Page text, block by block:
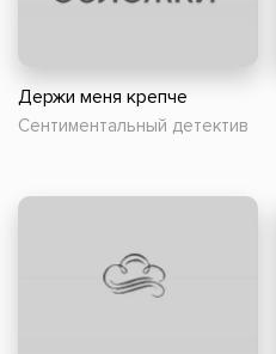
Держи меня крепче
Сентиментальный детектив